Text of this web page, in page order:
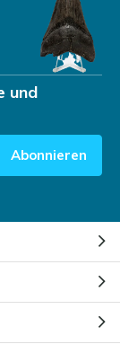
(50%
sehr
verloren
Kaputte
oder ein
ist, hat
und
Abonnieren